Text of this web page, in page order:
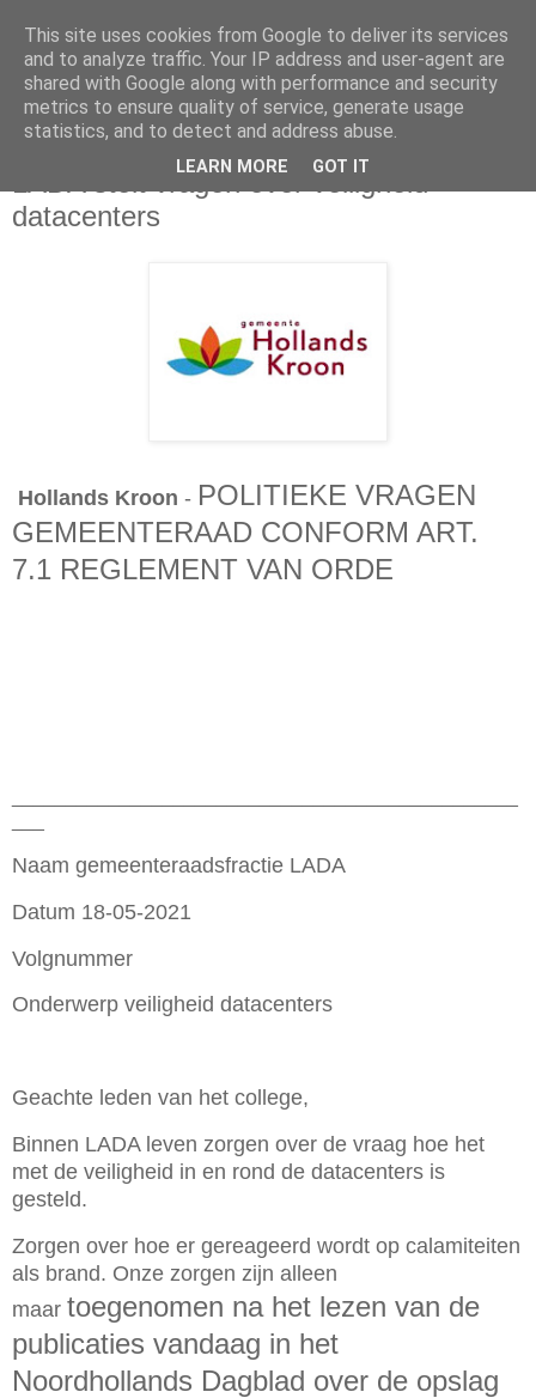
woensdag 19 mei 2021
LADA stelt vragen over veiligheid
datacenters
Hollands Kroon - POLITIEKE VRAGEN
GEMEENTERAAD CONFORM ART.
7.1 REGLEMENT VAN ORDE
Naam gemeenteraadsfractie LADA
Datum 18-05-2021
Volgnummer
Onderwerp veiligheid datacenters
Geachte leden van het college,
Binnen LADA leven zorgen over de vraag hoe het
met de veiligheid in en rond de datacenters is
gesteld.
Zorgen over hoe er gereageerd wordt op calamiteiten
als brand. Onze zorgen zijn alleen
maar toegenomen na het lezen van de
publicaties vandaag in het
Noordhollands Dagblad over de opslag
This site uses cookies from Google to deliver its services
and to analyze traffic. Your IP address and user-agent are
shared with Google along with performance and security
metrics to ensure quality of service, generate usage
statistics, and to detect and address abuse.
LEARN MORE GOT IT